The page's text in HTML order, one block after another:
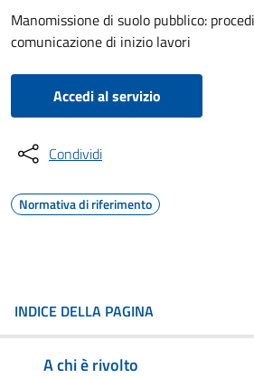
Manomissione di suolo pubblico:
comunicazione di inizio lavori
Accedi al servizio
Condividi
Normativa di riferimento
INDICE DELLA PAGINA
A chi è rivolto